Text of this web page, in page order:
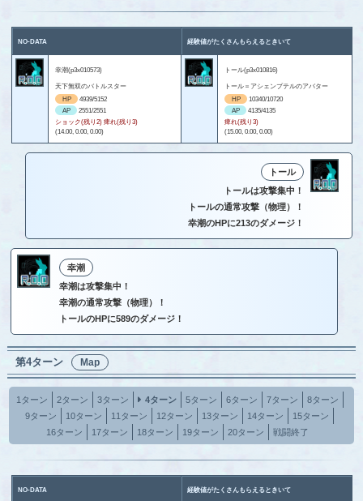
NO-DATA 経験値がたくさんもらえるときいて
幸潮(p3x010573)
天下無双のバトルスター
HP
4939/5152
AP
2551/2551
ショック(残り2) 痺れ(残り3)
(14.00, 0.00, 0.00)
トール(p3x010816)
トール＝アシェンプテルのアバター
HP
10340/10720
AP
4135/4135
痺れ(残り3)
(15.00, 0.00, 0.00)
トール
トールは攻撃集中！
トールの通常攻撃（物理）！
幸潮のHPに213のダメージ！
幸潮
幸潮は攻撃集中！
幸潮の通常攻撃（物理）！
トールのHPに589のダメージ！
第4ターン Map
1ターン 2ターン 3ターン 4ターン 5ターン 6ターン 7ターン
8ターン
9ターン
10ターン 11ターン 12ターン 13ターン 14ターン
15ターン
16ターン
17ターン 18ターン 19ターン 20ターン 戦闘終了
NO-DATA 経験値がたくさんもらえるときいて